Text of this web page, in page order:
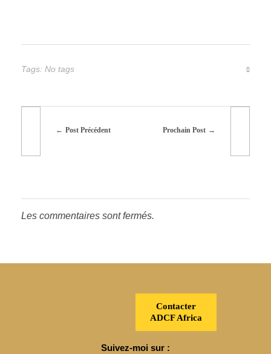
Tags: No tags
Post Précédent Prochain Post
Les commentaires sont fermés.
Contacter
ADCF Africa
Suivez-moi sur :